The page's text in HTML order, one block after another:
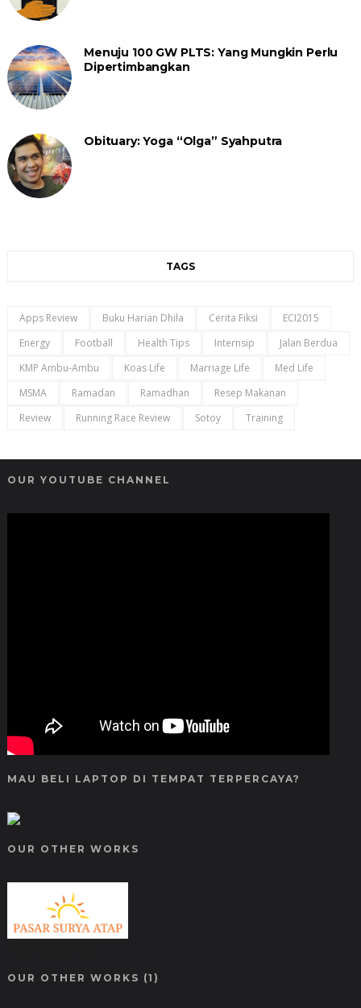
Menuju 100 GW PLTS: Yang Mungkin Perlu
Dipertimbangkan
Obituary: Yoga “Olga” Syahputra
TAGS
Apps Review Buku Harian Dhila Cerita Fiksi
ECI2015
Energy
Football Health Tips Internsip
Jalan Berdua
KMP Ambu-Ambu
Koas Life Marriage Life
Med Life
MSMA
Ramadan Ramadhan
Resep Makanan
Review
Running Race Review Sotoy Training
OUR YOUTUBE CHANNEL
MAU BELI LAPTOP DI TEMPAT TERPERCAYA?
OUR OTHER WORKS
OUR OTHER WORKS (1)